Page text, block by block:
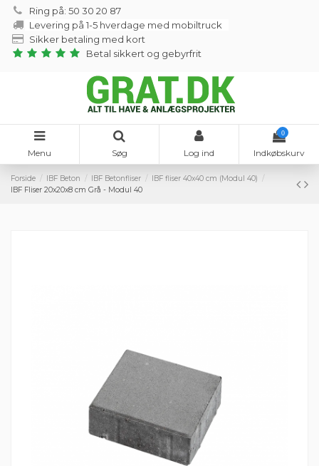
Ring på: 50 30 20 87
Levering på 1-5 hverdage med mobiltruck
Sikker betaling med kort
Betal sikkert og gebyrfrit
Menu Søg Log ind
0
Indkøbskurv
Forside IBF Beton IBF Betonfliser
IBF fliser 40x40 cm (Modul 40)
IBF Fliser 20x20x8 cm Grå - Modul 40